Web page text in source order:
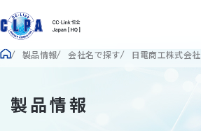
製品情報 会社名で探す 日電商工株式会社
製品情報